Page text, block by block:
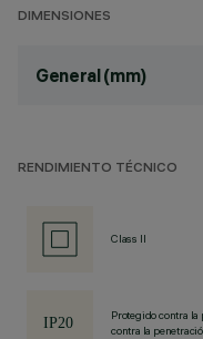
DIMENSIONES
General (mm)
RENDIMIENTO TÉCNICO
Class II
Protegido contra
contra la